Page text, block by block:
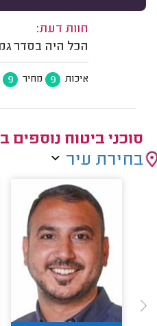
חוות דעת:
הכל היה בסדר
איכות 9 מחיר 9
סוכני ביטוח נוספים
בחירת עיר